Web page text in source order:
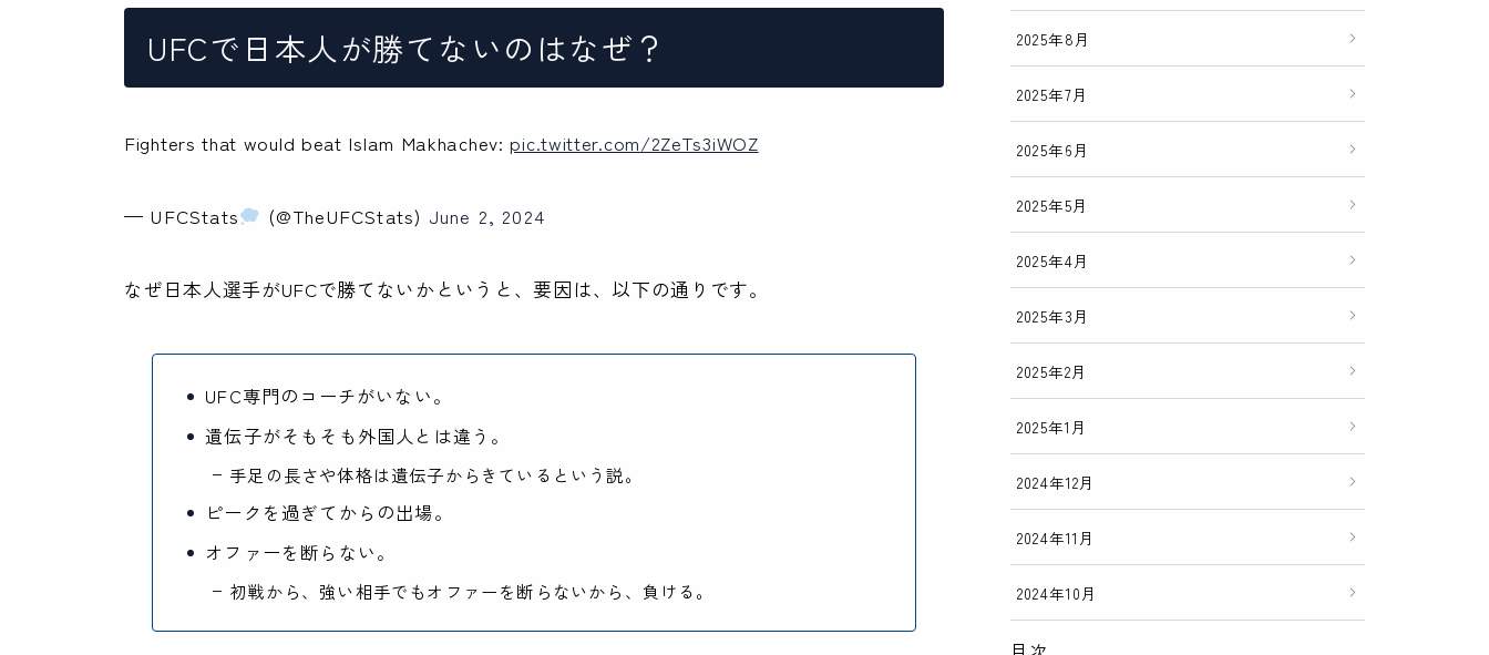
UFCで日本人が勝てないのはなぜ？
Fighters that would beat Islam Makhachev:pic.twitter.com/2ZeTs3iWOZ
— UFCStats (@TheUFCStats) June 2, 2024
なぜ日本人選手がUFCで勝てないかというと、要因は、以下の通りです。
UFC専門のコーチがいない。
遺伝子がそもそも外国人とは違う。
手足の長さや体格は遺伝子からきているという説。
ピークを過ぎてからの出場。
オファーを断らない。
初戦から、強い相手でもオファーを断らないから、負ける。
2025年8月
2025年7月
2025年6月
2025年5月
2025年4月
2025年3月
2025年2月
2025年1月
2024年12月
2024年11月
2024年10月